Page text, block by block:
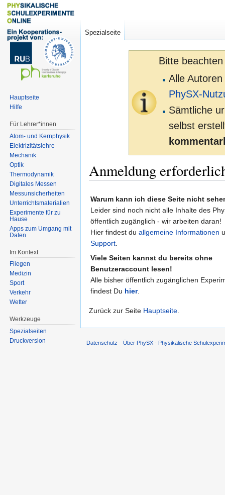
Bitte
Alle
PhySX-
Sämtliche
selbst
Anmeldung
Warum kann ich diese Seite nicht
Leider sind noch nicht alle Inhalte des
öffentlich zugänglich - wir arbeiten daran!
Hier findest du allgemeine Informationen
Support
Viele Seiten kannst du bereits ohne
Benutzeraccount lesen!
Alle bisher öffentlich zugänglichen
findest Du hier.
Zurück zur Seite Hauptseite
Spezialseite
Hauptseite
Hilfe
Für Lehrer*innen
Atom- und Kernphysik
Elektrizitätslehre
Mechanik
Optik
Thermodynamik
Digitales Messen
Messunsicherheiten
Unterrichtsmaterialien
Experimente für zu
Hause
Apps zum Umgang mit
Daten
Im Kontext
Fliegen
Medizin
Sport
Verkehr
Wetter
Werkzeuge
Spezialseiten
Druckversion
Datenschutz Über PhySX - Physikalische